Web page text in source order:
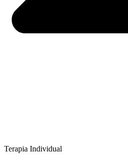
Terapia Individual